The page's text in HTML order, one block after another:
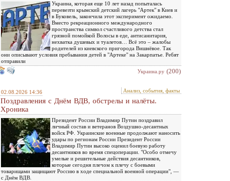
Украина, которая еще 10 лет назад попыталась
перевезти крымский детский лагерь "Артек" в Киев и
в Буковель, закончила этот эксперимент ожидаемо.
Вместо рекреационного международного
пространства символ счастливого детства стал
грязной помойкой Волосы в еде, антисанитария,
нехватка душевых и туалетов… Всё это – жалобы
родителей из киевского пригорода Вишнёвое. Так
они описывают условия пребывания детей в "Артеке" на Закарпатье. Ребят
отправили
Украина.ру (200)
02.08.2026 14:36 Анализ, события, факты
Поздравления с Днём ВДВ, обстрелы и налёты.
Хроника
Президент России Владимир Путин поздравил
личный состав и ветеранов Воздушно-десантных
войск РФ. Украинские военные продолжают наносить
удары по регионам России Президент России
Владимир Путин высоко оценил боевую работу
десантников во время спецоперации. "Особо отмечу
умелые и решительные действия десантников,
которые сегодня плечом к плечу с боевыми
товарищами защищают Россию в ходе специальной военной операции", —
с Днём ВДВ.